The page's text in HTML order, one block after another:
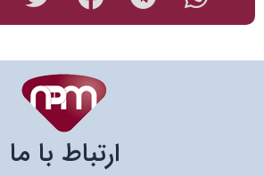
ارتباط با ما